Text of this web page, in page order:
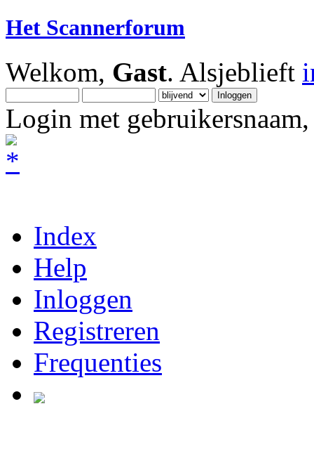
Het Scannerforum
Welkom, Gast. Alsjeblieft
Login met
Index
Help
Inloggen
Registreren
Frequenties